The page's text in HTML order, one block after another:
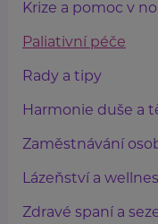
Krize a pomoc v
Paliativní péče
Rady a tipy
Harmonie duše a
Zaměstnávání
Lázeňství a
Zdravé spaní a